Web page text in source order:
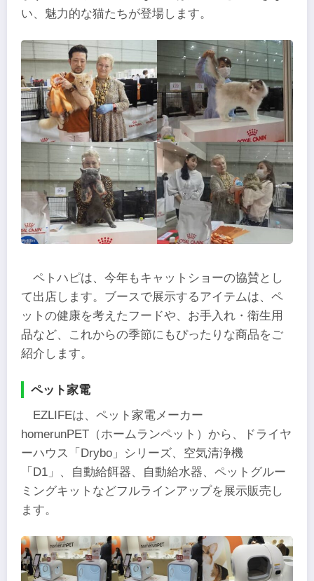
い、魅力的な猫たちが登場します。
ペトハピは、今年もキャットショーの協賛とし
て出店します。ブースで展示するアイテムは、ペ
ットの健康を考えたフードや、お手入れ・衛生用
品など、これからの季節にもぴったりな商品をご
紹介します。
ペット家電
EZLIFEは、ペット家電メーカー
homerunPET（ホームランペット）から、ドライヤ
ーハウス「Drybo」シリーズ、空気清浄機
「D1」、自動給餌器、自動給水器、ペットグルー
ミングキットなどフルラインアップを展示販売し
ます。